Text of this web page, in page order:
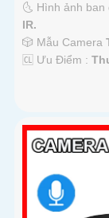
🌜 Hình ảnh ban
IR.
🎲 Mẫu Camera
️🆑 Ưu Điểm :